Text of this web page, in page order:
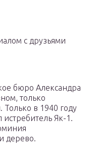
с друзьями
бюро Александра
только
в 1940 году
истребитель Як-1.
дерево.